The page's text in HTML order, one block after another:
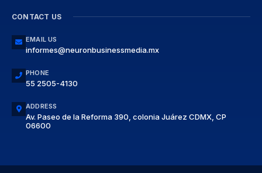
CONTACT US
EMAIL US
informes@neuronbusinessmedia.mx
PHONE
55 2505-4130
ADDRESS
Av. Paseo de la Reforma 390, colonia Juárez CDMX, CP
06600